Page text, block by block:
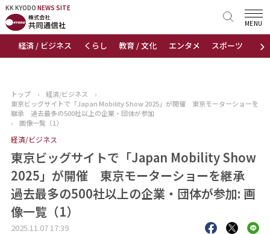
KK KYODO NEWS SITE
›
経済 / ビジネス くらし 教育 / 文化 エンタメ スポーツ 地域
MENU
KK KYODONEWS SITE
トップページ
ニュース
おすすめコンテンツ
出版物
会社概要
トップ › 経済/ビジネス
›
東京ビッグサイトで「Japan Mobility Show 2025」が開催 東京モーターショーを
継承 過去最多の500社以上の企業・団体が参加
›
画像一覧（1）
経済/ビジネス
東京ビッグサイトで「Japan Mobility Show
2025」が開催 東京モーターショーを継承
過去最多の500社以上の企業・団体が参加: 画
像一覧（1）
2025.11.07 17:39